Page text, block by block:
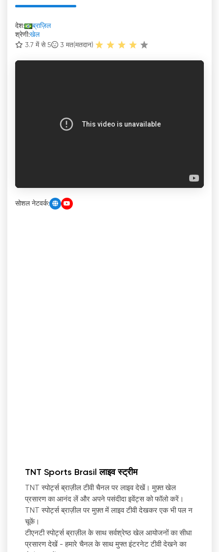
देश:
ब्राज़िल
श्रेणी:खेल
3.7 में से 5
3 मत(मतदान)
सोशल नेटवर्क:
TNT Sports Brasil लाइव स्ट्रीम
TNT स्पोर्ट्स ब्राज़ील टीवी चैनल पर लाइव देखें। मुफ़्त खेल
प्रसारण का आनंद लें और अपने पसंदीदा इवेंट्स को फॉलो करें।
TNT स्पोर्ट्स ब्राज़ील पर मुफ़्त में लाइव टीवी देखकर एक भी पल न
चूकें।
टीएनटी स्पोर्ट्स ब्राज़ील के साथ सर्वश्रेष्ठ खेल आयोजनों का सीधा
प्रसारण देखें - हमारे चैनल के साथ मुफ्त इंटरनेट टीवी देखने का